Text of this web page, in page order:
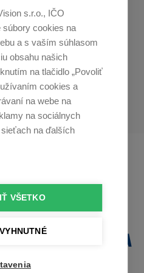
s.r.o., IČO
súbory cookies na
a s vaším súhlasom
obsahu našich
na tlačidlo „Povoliť
cookies a
na webe na
na sociálnych
na ďalších
VŠETKO